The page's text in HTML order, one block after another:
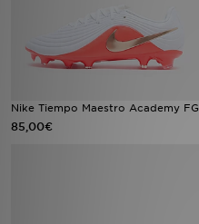
Nike Tiempo Maestro Academy FG
85,00€
Hilfe & Kontakt
Trending Styles